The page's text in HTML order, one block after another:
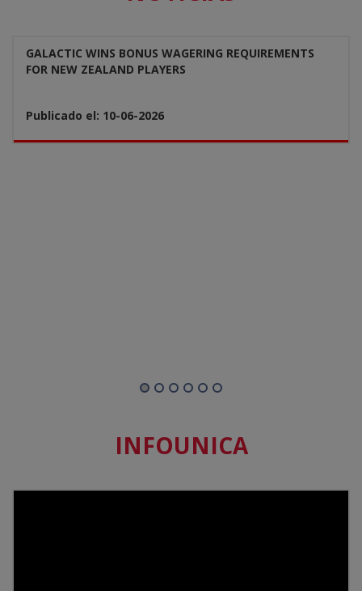
GALACTIC WINS BONUS WAGERING REQUIREMENTS
FOR NEW ZEALAND PLAYERS
Publicado el: 10-06-2026
INFOUNICA